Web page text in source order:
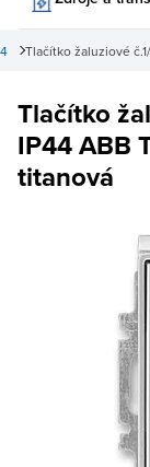
Tlačítko žaluziové
Tlačítko
IP44 ABB
titanová